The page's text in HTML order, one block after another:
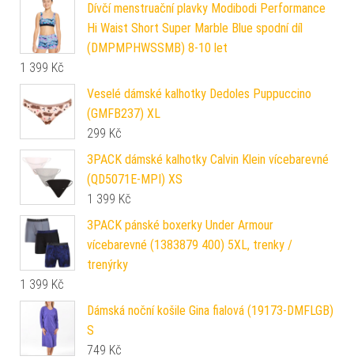
Dívčí menstruační plavky Modibodi Performance
Hi Waist Short Super Marble Blue spodní díl
(DMPMPHWSSMB) 8-10 let
1 399 Kč
Veselé dámské kalhotky Dedoles Puppuccino
(GMFB237) XL
299 Kč
3PACK dámské kalhotky Calvin Klein vícebarevné
(QD5071E-MPI) XS
1 399 Kč
3PACK pánské boxerky Under Armour
vícebarevné (1383879 400) 5XL, trenky /
trenýrky
1 399 Kč
Dámská noční košile Gina fialová (19173-DMFLGB)
S
749 Kč